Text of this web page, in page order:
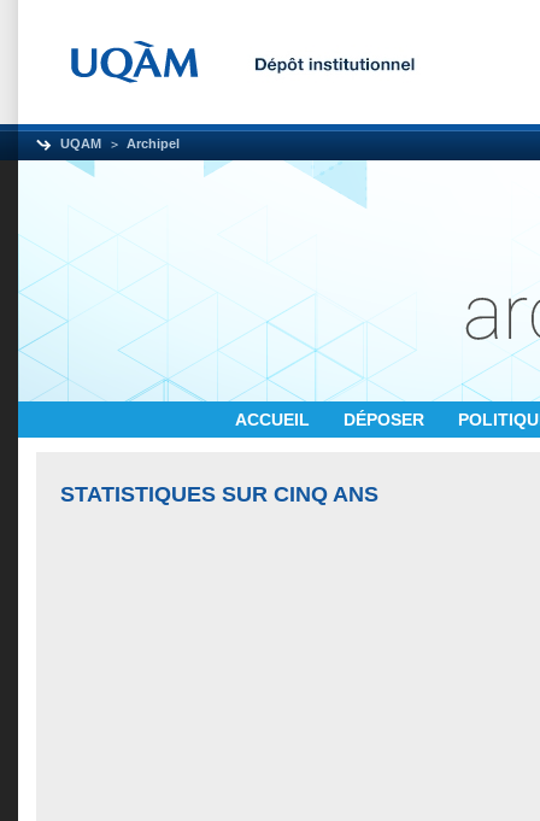
UQAM Archipel
ACCUEIL DÉPOSER
STATISTIQUES SUR CINQ ANS